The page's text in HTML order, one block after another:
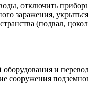
отключить
заражения,
(подвал,
и